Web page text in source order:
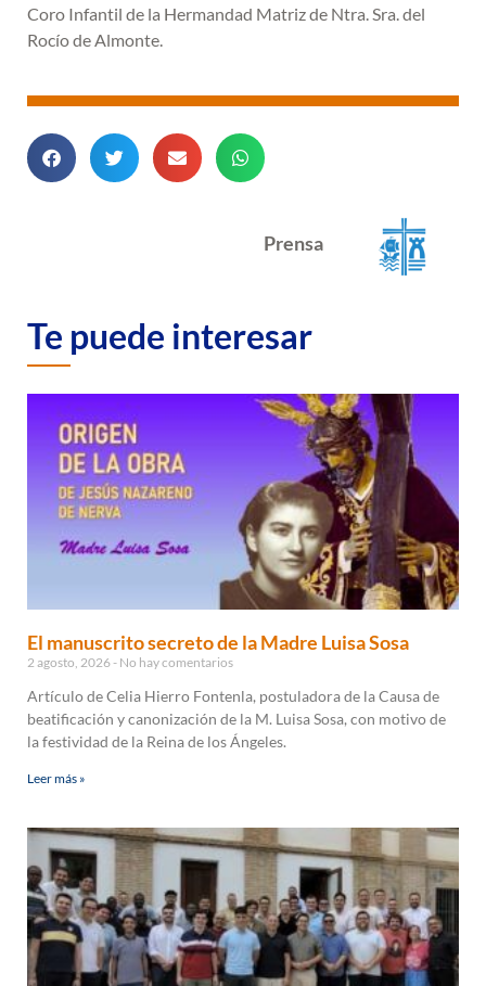
Coro Infantil de la Hermandad Matriz de Ntra. Sra. del
Rocío de Almonte.
Prensa
Te puede interesar
El manuscrito secreto de la Madre Luisa Sosa
2 agosto, 2026 No hay comentarios
Artículo de Celia Hierro Fontenla, postuladora de la Causa de
beatificación y canonización de la M. Luisa Sosa, con motivo de
la festividad de la Reina de los Ángeles.
Leer más »